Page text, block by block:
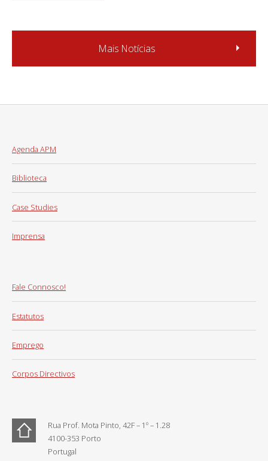
Mais Notícias
Agenda APM
Biblioteca
Case Studies
Imprensa
Fale Connosco!
Estatutos
Emprego
Corpos Directivos
Rua Prof. Mota Pinto, 42F – 1º – 1.28
4100-353 Porto
Portugal